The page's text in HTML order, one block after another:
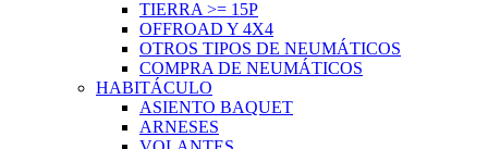
TIERRA >= 15P
OFFROAD Y 4X4
OTROS TIPOS DE NEUMÁTICOS
COMPRA DE NEUMÁTICOS
HABITÁCULO
ASIENTO BAQUET
ARNESES